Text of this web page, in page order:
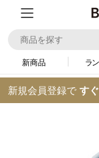
新商品 ラ
新規会員登録で す